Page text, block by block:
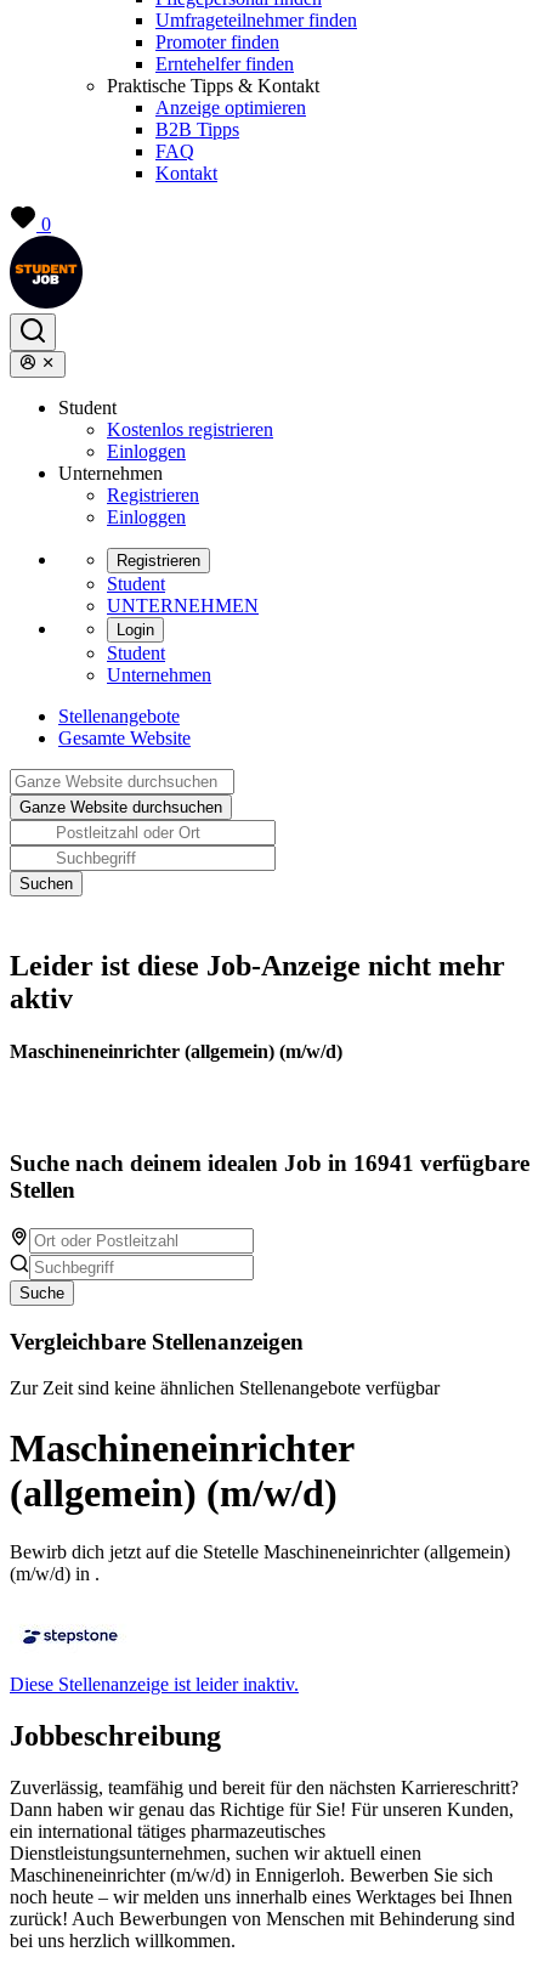
Umfrageteilnehmer finden
Promoter finden
Erntehelfer finden
Praktische Tipps & Kontakt
Anzeige optimieren
B2B Tipps
FAQ
Kontakt
0
Student
Kostenlos registrieren
Einloggen
Unternehmen
Registrieren
Einloggen
Registrieren
Student
UNTERNEHMEN
Login
Student
Unternehmen
Stellenangebote
Gesamte Website
Leider ist diese Job-Anzeige nicht mehr
aktiv
Maschineneinrichter (allgemein) (m/w/d)
Suche nach deinem idealen Job in 16941 verfügbare
Stellen
Suche
Vergleichbare Stellenanzeigen
Zur Zeit sind keine ähnlichen Stellenangebote verfügbar
Maschineneinrichter
(allgemein) (m/w/d)
Bewirb dich jetzt auf die Stetelle Maschineneinrichter (allgemein)
(m/w/d) in .
Diese Stellenanzeige ist leider inaktiv.
Jobbeschreibung
Zuverlässig, teamfähig und bereit für den nächsten Karriereschritt?
Dann haben wir genau das Richtige für Sie! Für unseren Kunden,
ein international tätiges pharmazeutisches
Dienstleistungsunternehmen, suchen wir aktuell einen
Maschineneinrichter (m/w/d) in Ennigerloh. Bewerben Sie sich
noch heute – wir melden uns innerhalb eines Werktages bei Ihnen
zurück! Auch Bewerbungen von Menschen mit Behinderung sind
bei uns herzlich willkommen.